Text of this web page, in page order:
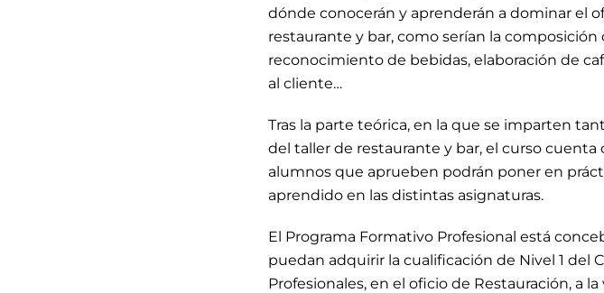
dónde conocerán y aprenderán a dominar el
restaurante y bar, como serían la composición
reconocimiento de bebidas, elaboración de
al cliente…
Tras la parte teórica, en la que se imparten
del taller de restaurante y bar, el curso
alumnos que aprueben podrán poner en
aprendido en las distintas asignaturas.
El Programa Formativo Profesional está
puedan adquirir la cualificación de Nivel 1 del
Profesionales, en el oficio de Restauración, a